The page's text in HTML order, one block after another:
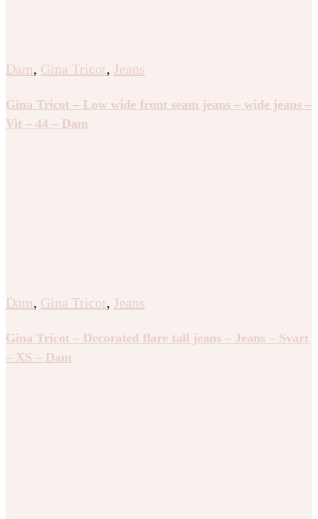
Dam, Gina Tricot, Jeans
Gina Tricot – Low wide front seam jeans – wide jeans –
Vit – 44 – Dam
Dam, Gina Tricot, Jeans
Gina Tricot – Decorated flare tall jeans – Jeans – Svart
– XS – Dam